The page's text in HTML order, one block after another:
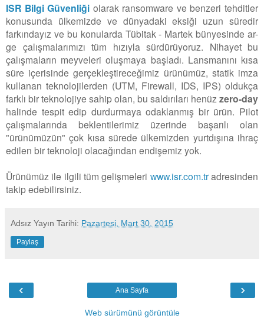
ISR Bilgi Güvenliği olarak ransomware ve benzeri tehditler
konusunda ülkemizde ve dünyadaki eksiği uzun süredir
farkındayız ve bu konularda Tübitak - Martek bünyesinde ar-
ge çalışmalarımızı tüm hızıyla sürdürüyoruz. Nihayet bu
çalışmaların meyveleri oluşmaya başladı. Lansmanını kısa
süre içerisinde gerçekleştireceğimiz ürünümüz, statik imza
kullanan teknolojilerden (UTM, Firewall, IDS, IPS) oldukça
farklı bir teknolojiye sahip olan, bu saldırıları henüz zero-day
halinde tespit edip durdurmaya odaklanmış bir ürün. Pilot
çalışmalarında beklentilerimiz üzerinde başarılı olan
"ürünümüzün" çok kısa sürede ülkemizden yurtdışına ihraç
edilen bir teknoloji olacağından endişemiz yok.
Ürünümüz ile ilgili tüm gelişmeleri www.isr.com.tradresinden
takip edebilirsiniz.
Adsız Yayın Tarihi: Pazartesi, Mart 30, 2015
Paylaş
‹ ›
Ana Sayfa
Web sürümünü görüntüle